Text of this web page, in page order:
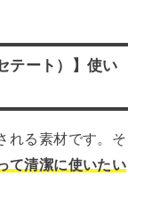
テート）】使い
れる素材です。そ
て清潔に使いたい